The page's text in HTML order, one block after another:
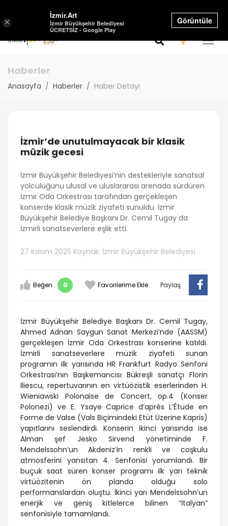
Select Language
Haberler
Anasayfa Haberler Haber Detayı
İzmir’de unutulmayacak bir klasik
müzik gecesi
İzmir Büyükşehir Belediyesi’nin destekleriyle sanatsal
yolculuğunu ulusal ve uluslararası arenada sürdüren
İzmir Oda Orkestrası tarafından gerçekleşen
konserde klasik müzik ziyafeti sunuldu. İzmir
Büyükşehir Belediye Başkanı Dr. Cemil Tugay da
İzmirli sanatseverlere eşlik etti.
27 Kasım 2025 Kaynak: İzmir Büyükşehir Belediyesi
Beğen 0 Favorilerime Ekle Paylaş
İzmir Büyükşehir Belediye Başkanı Dr. Cemil Tugay,
Ahmed Adnan Saygun Sanat Merkezi’nde (AASSM)
gerçekleşen İzmir Oda Orkestrası konserine katıldı.
İzmirli sanatseverlere müzik ziyafeti sunan
programın ilk yarısında HR Frankfurt Radyo Senfoni
Orkestrası’nın Başkemancısı Bükreşli sanatçı Florin
Iliescu, repertuvarının en virtüözistik eserlerinden H.
Wieniawski Polonaise de Concert, op.4 (Konser
Polonezi) ve E. Ysaye Caprice d’après L’Étude en
Forme de Valse (Vals Biçimindeki Etüt Üzerine Kapris)
yapıtlarını seslendirdi. Konserin ikinci yarısında ise
Alman şef Jesko Sirvend yönetiminde F.
Mendelssohn’un Akdeniz’in renkli ve coşkulu
atmosferini yansıtan 4. Senfonisi yorumlandı. Bir
buçuk saat süren konser programı ilk yarı teknik
virtüözitenin ön planda olduğu solo
performanslardan oluştu. İkinci yarı Mendelssohn’un
enerjik ve geniş kitlelerce bilinen “İtalyan”
senfonisiyle tamamlandı.
×
İzmir.Art
İzmir Büyükşehir Belediyesi
ÜCRETSİZ - Google Play
Görüntüle